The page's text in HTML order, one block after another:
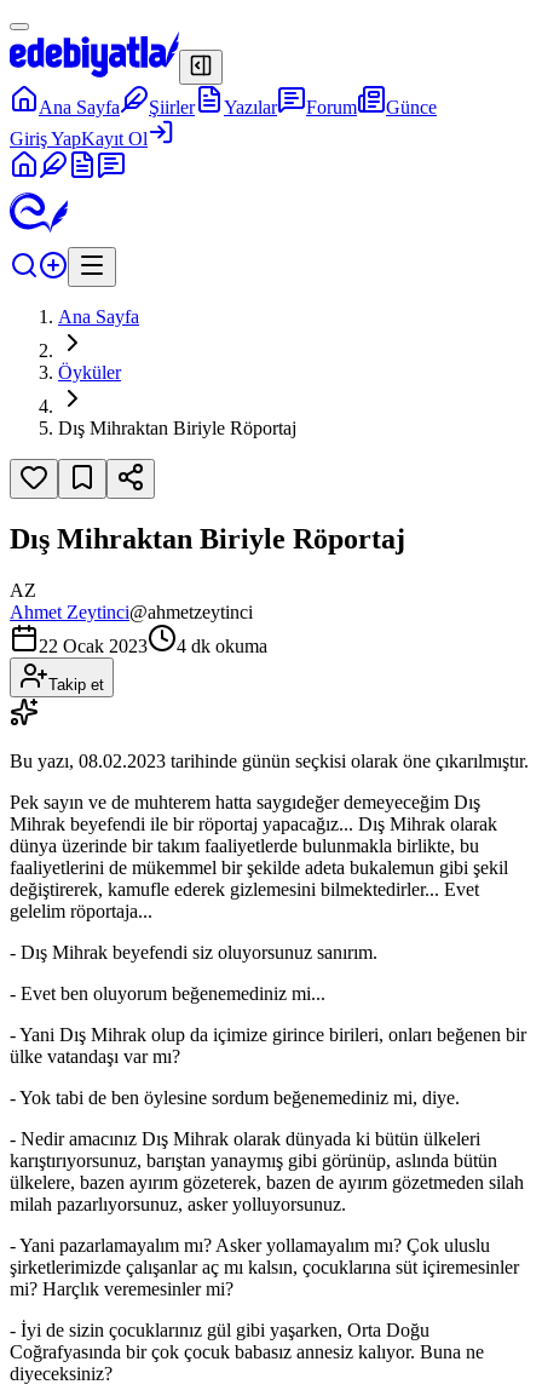
Ana Sayfa Şiirler Yazılar Forum
Günce
Giriş YapKayıt Ol
Ana Sayfa
Öyküler
Dış Mihraktan Biriyle Röportaj
Dış Mihraktan Biriyle Röportaj
AZ
Ahmet Zeytinci@ahmetzeytinci
22 Ocak 2023
4 dk okuma
Takip et
Bu yazı, 08.02.2023 tarihinde günün seçkisi olarak öne çıkarılmıştır.
Pek sayın ve de muhterem hatta saygıdeğer demeyeceğim Dış
Mihrak beyefendi ile bir röportaj yapacağız... Dış Mihrak olarak
dünya üzerinde bir takım faaliyetlerde bulunmakla birlikte, bu
faaliyetlerini de mükemmel bir şekilde adeta bukalemun gibi şekil
değiştirerek, kamufle ederek gizlemesini bilmektedirler... Evet
gelelim röportaja...
- Dış Mihrak beyefendi siz oluyorsunuz sanırım.
- Evet ben oluyorum beğenemediniz mi...
- Yani Dış Mihrak olup da içimize girince birileri, onları beğenen bir
ülke vatandaşı var mı?
- Yok tabi de ben öylesine sordum beğenemediniz mi, diye.
- Nedir amacınız Dış Mihrak olarak dünyada ki bütün ülkeleri
karıştırıyorsunuz, barıştan yanaymış gibi görünüp, aslında bütün
ülkelere, bazen ayırım gözeterek, bazen de ayırım gözetmeden silah
milah pazarlıyorsunuz, asker yolluyorsunuz.
- Yani pazarlamayalım mı? Asker yollamayalım mı? Çok uluslu
şirketlerimizde çalışanlar aç mı kalsın, çocuklarına süt içiremesinler
mi? Harçlık veremesinler mi?
- İyi de sizin çocuklarınız gül gibi yaşarken, Orta Doğu
Coğrafyasında bir çok çocuk babasız annesiz kalıyor. Buna ne
diyeceksiniz?